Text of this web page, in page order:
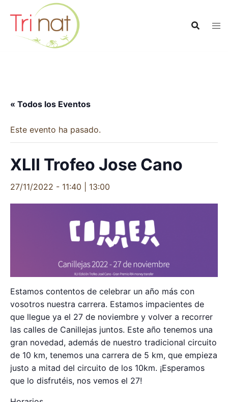
contenido
« Todos los Eventos
Este evento ha pasado.
XLII Trofeo Jose Cano
27/11/2022 - 11:40 13:00
Estamos contentos de celebrar un año más con
vosotros nuestra carrera. Estamos impacientes de
que llegue ya el 27 de noviembre y volver a recorrer
las calles de Canillejas juntos. Este año tenemos una
gran novedad, además de nuestro tradicional circuito
de 10 km, tenemos una carrera de 5 km, que empieza
justo a mitad del circuito de los 10km. ¡Esperamos
que lo disfrutéis, nos vemos el 27!